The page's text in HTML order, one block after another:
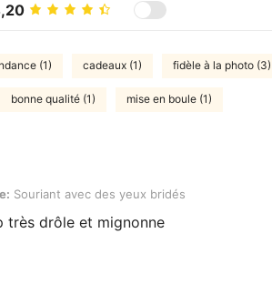
(1) cadeaux (1) fidèle à la photo (3)
bonne qualité (1) mise en boule (1)
avec des yeux bridés
Souriant avec des yeux bridés
très drôle et mignonne